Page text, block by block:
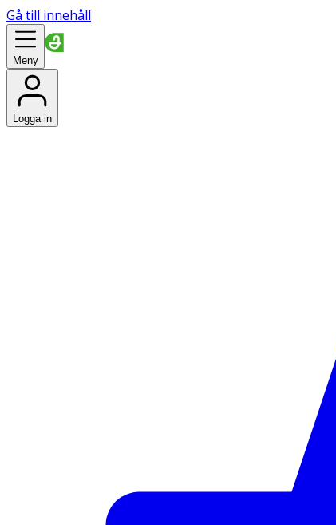
Gå till innehåll
Meny
Logga in